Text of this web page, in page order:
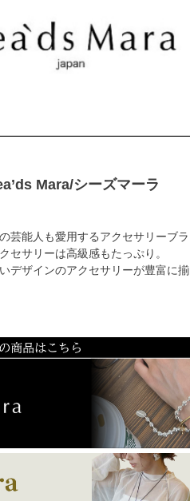
Mara/シーズマーラ
芸能人も愛用するアクセサリーブラ
セサリーは高級感もたっぷり。
デザインのアクセサリーが豊富に揃